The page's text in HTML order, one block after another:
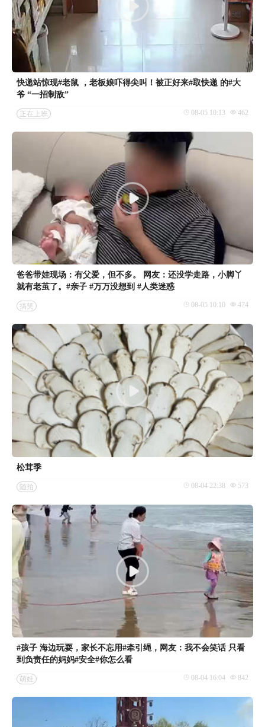
快递站惊现#老鼠 ，老板娘吓得尖叫！被正好来#取快递 的#大
爷 “一招制敌”
正在上班 08-05 10:13 462
爸爸带娃现场：有父爱，但不多。 网友：还没学走路，小脚丫
就有老茧了。#亲子 #万万没想到 #人类迷惑
搞笑 08-05 10:10 474
松茸季
随拍 08-04 22:38 573
#孩子 海边玩耍，家长不忘用#牵引绳，网友：我不会笑话 只看
到负责任的妈妈#安全#你怎么看
萌娃 08-04 16:04 842